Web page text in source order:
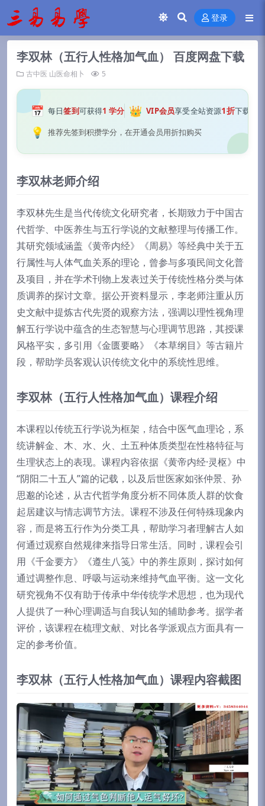
登录
李双林（五行人性格加气血） 百度网盘下载
古中医 山医命相卜 5
📅 每日签到可获得1 学分 👑 VIP会员享受全站资源1折下载
💡 推荐先签到积攒学分，在开通会员用折扣购买
李双林老师介绍
李双林先生是当代传统文化研究者，长期致力于中国古
代哲学、中医养生与五行学说的文献整理与传播工作。
其研究领域涵盖《黄帝内经》《周易》等经典中关于五
行属性与人体气血关系的理论，曾参与多项民间文化普
及项目，并在学术刊物上发表过关于传统性格分类与体
质调养的探讨文章。据公开资料显示，李老师注重从历
史文献中提炼古代先贤的观察方法，强调以理性视角理
解五行学说中蕴含的生态智慧与心理调节思路，其授课
风格平实，多引用《金匮要略》《本草纲目》等古籍片
段，帮助学员客观认识传统文化中的系统性思维。
李双林（五行人性格加气血）课程介绍
本课程以传统五行学说为框架，结合中医气血理论，系
统讲解金、木、水、火、土五种体质类型在性格特征与
生理状态上的表现。课程内容依据《黄帝内经·灵枢》中
“阴阳二十五人”篇的记载，以及后世医家如张仲景、孙
思邈的论述，从古代哲学角度分析不同体质人群的饮食
起居建议与情志调节方法。课程不涉及任何特殊现象内
容，而是将五行作为分类工具，帮助学习者理解古人如
何通过观察自然规律来指导日常生活。同时，课程会引
用《千金要方》《遵生八笺》中的养生原则，探讨如何
通过调整作息、呼吸与运动来维持气血平衡。这一文化
研究视角不仅有助于传承中华传统学术思想，也为现代
人提供了一种心理调适与自我认知的辅助参考。据学者
评价，该课程在梳理文献、对比各学派观点方面具有一
定的参考价值。
李双林（五行人性格加气血）课程内容截图